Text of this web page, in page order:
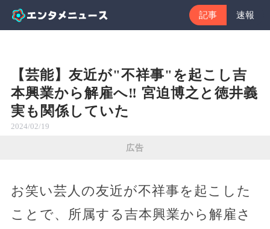
記事 速報
【芸能】友近が"不祥事"を起こし吉
本興業から解雇へ‼︎ 宮迫博之と徳井義
実も関係していた
2024/02/19
広告
お笑い芸人の友近が不祥事を起こした
ことで、所属する吉本興業から解雇さ